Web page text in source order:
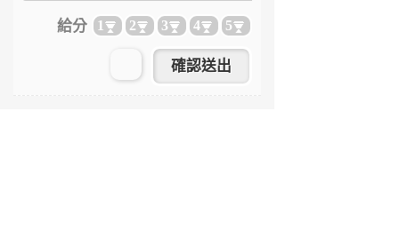
給分 1 2 3 4 5